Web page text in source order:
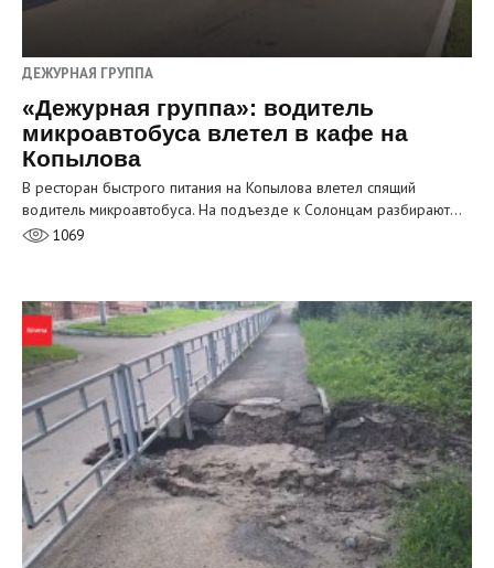
ДЕЖУРНАЯ ГРУППА
«Дежурная группа»: водитель
микроавтобуса влетел в кафе на
Копылова
В ресторан быстрого питания на Копылова влетел спящий
водитель микроавтобуса. На подъезде к Солонцам разбирают…
1069